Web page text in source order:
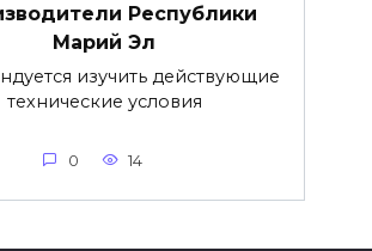
Республики
Марий Эл
изучить действующие
технические условия
0 14